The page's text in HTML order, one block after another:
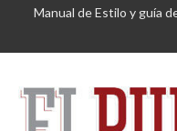
Saltar
contenido
Manual de Estilo y guía